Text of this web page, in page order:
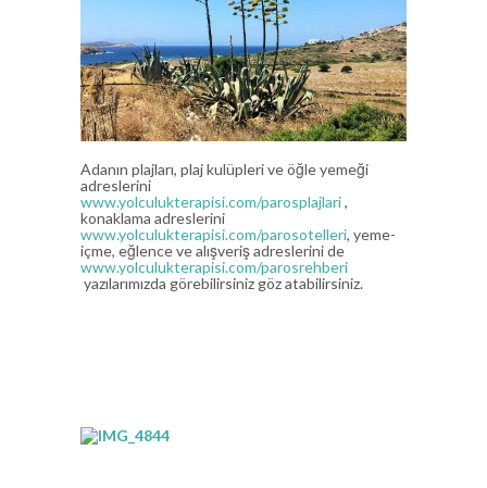
Adanın plajları, plaj kulüpleri ve öğle yemeği
adreslerini
www.yolculukterapisi.com/parosplajlari,
konaklama adreslerini
www.yolculukterapisi.com/parosotelleri, yeme-
içme, eğlence ve alışveriş adreslerini de
www.yolculukterapisi.com/parosrehberi
yazılarımızda görebilirsiniz göz atabilirsiniz.